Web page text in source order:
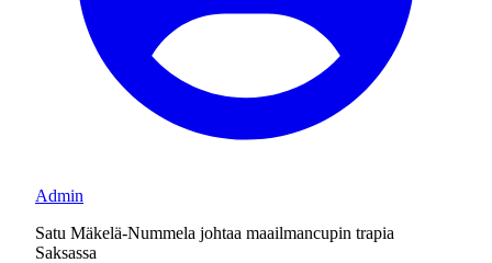
Admin
Satu Mäkelä-Nummela johtaa maailmancupin trapia
Saksassa